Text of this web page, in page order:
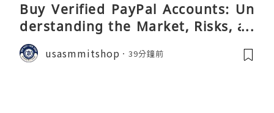
Buy Verified PayPal Accounts: Un
derstanding the Market, Risks, an
d Safer Alternatives
usasmmitshop 39分鐘前